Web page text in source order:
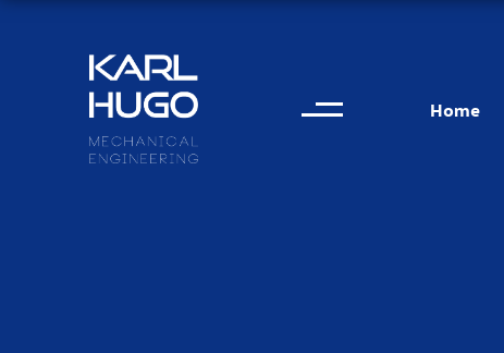
Karl Hugo
Kontaktinformationen
Home